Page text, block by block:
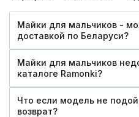
Майки для мальчиков -
доставкой по Беларуси?
Майки для мальчиков
каталоге Ramonki?
Что если модель не
возврат?